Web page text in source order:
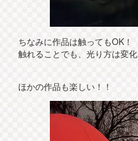
ちなみに作品は触ってもOK！
触れることでも、光り方は変
ほかの作品も楽しい！！